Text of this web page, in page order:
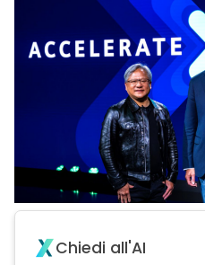
Chiedi all'AI